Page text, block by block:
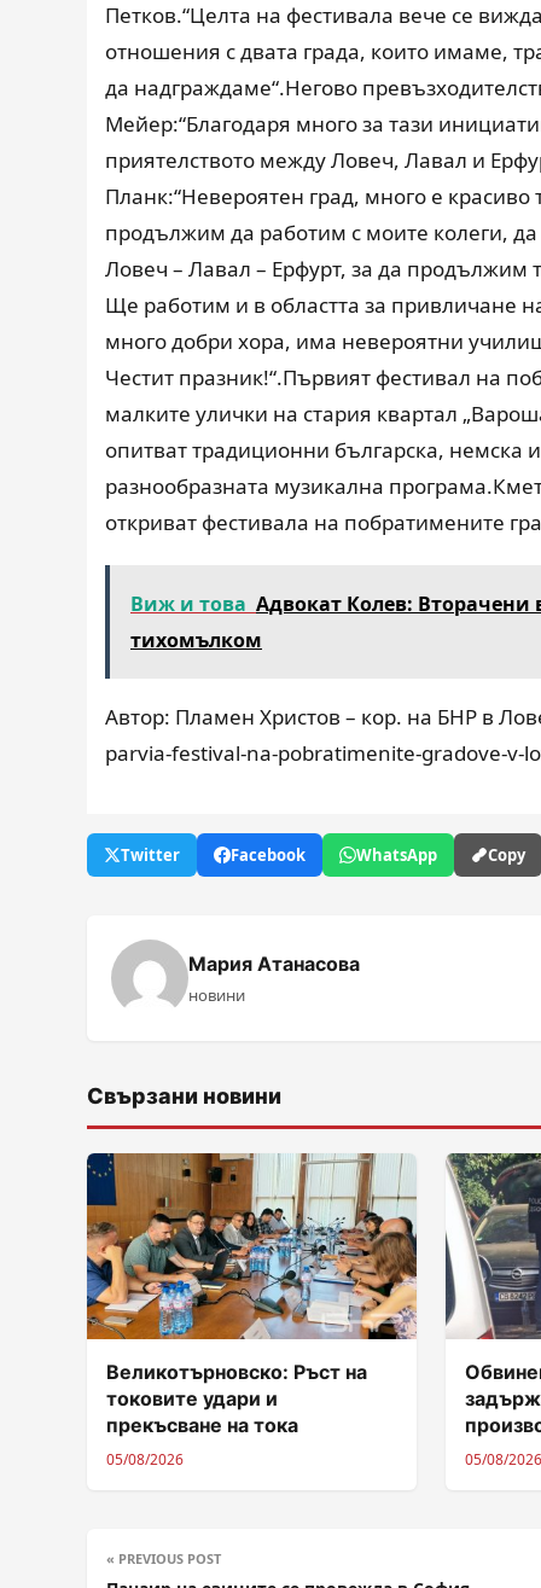
Петков.“Целта на фестивала вече се
отношения с двата града, които имаме,
да надграждаме“.Негово
Мейер:“Благодаря много за тази
приятелството между Ловеч, Лавал и
Планк:“Невероятен град, много е
продължим да работим с моите колеги,
Ловеч – Лавал – Ерфурт, за да продължим
Ще работим и в областта за привличане
много добри хора, има невероятни
Честит празник!“.Първият фестивал на
малките улички на стария квартал
опитват традиционни българска, немска
разнообразната музикална
откриват фестивала на побратимените
Виж и това Адвокат Колев: Вторачени
тихомълком
Автор: Пламен Христов – кор. на БНР в
parvia-festival-na-pobratimenite-gradove-v-
Twitter Facebook WhatsApp Copy
Мария Атанасова
новини
Свързани новини
Великотърновско: Ръст на
токовите удари и
прекъсване на тока
05/08/2026 05/08/2026
« PREVIOUS POST